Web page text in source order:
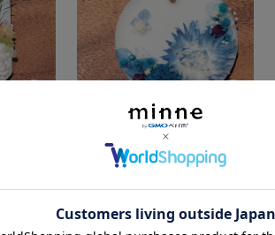
アロマワックスサシェ
展示中